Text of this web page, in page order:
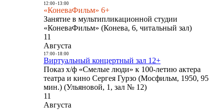
12:00- 13:00
«КоневаФильм» 6+
Занятие в мультипликационной студии
«КоневаФильм» (Конева, 6, читальный зал)
11
Августа
17:00- 18:00
Виртуальный концертный зал 12+
Показ х/ф «Смелые люди» к 100-летию актера
театра и кино Сергея Гурзо (Мосфильм, 1950, 95
мин.) (Ульяновой, 1, зал № 12)
11
Августа